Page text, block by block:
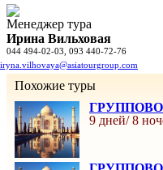
Менеджер тура
Ирина Вильховая
044 494-02-03, 093 440-72-76
iryna.vilhovaya@asiatourgroup.com
Похожие туры
9 дней/ 8